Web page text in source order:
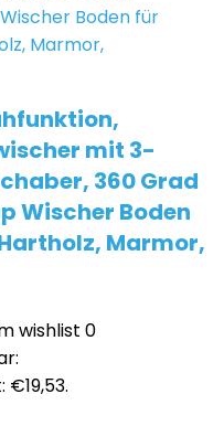
mit 3-
360 Grad
Wischer Boden
Marmor,
wishlist 0
€19,53.